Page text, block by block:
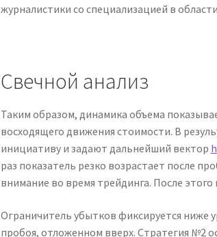
журналистики со специализацией в
Свечной анализ
Таким образом, динамика объема
восходящего движения стоимости. В
инициативу и задают дальнейший вектор
раз показатель резко возрастает после
внимание во время трейдинга. После этого
Ограничитель убытков фиксируется ниже
пробоя, отложенном вверх. Стратегия №2